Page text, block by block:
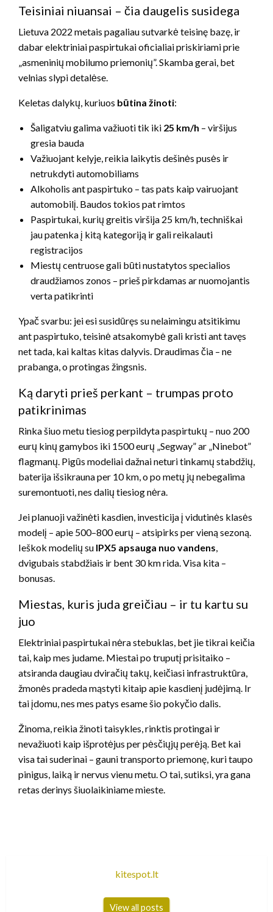
Teisiniai niuansai – čia daugelis susidega
Lietuva 2022 metais pagaliau sutvarkė teisinę bazę, ir
dabar elektriniai paspirtukai oficialiai priskiriami prie
„asmeninių mobilumo priemonių”. Skamba gerai, bet
velnias slypi detalėse.
Keletas dalykų, kuriuos būtina žinoti:
Šaligatviu galima važiuoti tik iki 25 km/h – viršijus
gresia bauda
Važiuojant kelyje, reikia laikytis dešinės pusės ir
netrukdyti automobiliams
Alkoholis ant paspirtuko – tas pats kaip vairuojant
automobilį. Baudos tokios pat rimtos
Paspirtukai, kurių greitis viršija 25 km/h, techniškai
jau patenka į kitą kategoriją ir gali reikalauti
registracijos
Miestų centruose gali būti nustatytos specialios
draudžiamos zonos – prieš pirkdamas ar nuomojantis
verta patikrinti
Ypač svarbu: jei esi susidūręs su nelaimingu atsitikimu
ant paspirtuko, teisinė atsakomybė gali kristi ant tavęs
net tada, kai kaltas kitas dalyvis. Draudimas čia – ne
prabanga, o protingas žingsnis.
Ką daryti prieš perkant – trumpas proto
patikrinimas
Rinka šiuo metu tiesiog perpildyta paspirtukų – nuo 200
eurų kinų gamybos iki 1500 eurų „Segway” ar „Ninebot”
flagmanų. Pigūs modeliai dažnai neturi tinkamų stabdžių,
baterija išsikrauna per 10 km, o po metų jų nebegalima
suremontuoti, nes dalių tiesiog nėra.
Jei planuoji važinėti kasdien, investicija į vidutinės klasės
modelį – apie 500–800 eurų – atsipirks per vieną sezoną.
Ieškok modelių su IPX5 apsauga nuo vandens,
dvigubais stabdžiais ir bent 30 km rida. Visa kita –
bonusas.
Miestas, kuris juda greičiau – ir tu kartu su
juo
Elektriniai paspirtukai nėra stebuklas, bet jie tikrai keičia
tai, kaip mes judame. Miestai po truputį prisitaiko –
atsiranda daugiau dviračių takų, keičiasi infrastruktūra,
žmonės pradeda mąstyti kitaip apie kasdienį judėjimą. Ir
tai įdomu, nes mes patys esame šio pokyčio dalis.
Žinoma, reikia žinoti taisykles, rinktis protingai ir
nevažiuoti kaip išprotėjus per pėsčiųjų perėją. Bet kai
visa tai suderinai – gauni transporto priemonę, kuri taupo
pinigus, laiką ir nervus vienu metu. O tai, sutiksi, yra gana
retas derinys šiuolaikiniame mieste.
kitespot.lt
View all posts